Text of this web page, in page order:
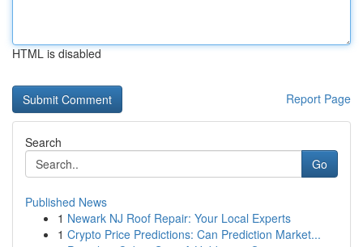
HTML is disabled
Report Page
Search
Go
Published News
1 Newark NJ Roof Repair: Your Local Experts
1 Crypto Price Predictions: Can Prediction Market...